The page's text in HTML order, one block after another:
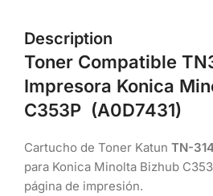
Description
Toner Compatible
Impresora Konica
C353P (A0D7431)
Cartucho de Toner Katun TN-
para Konica Minolta Bizhub
página de impresión.